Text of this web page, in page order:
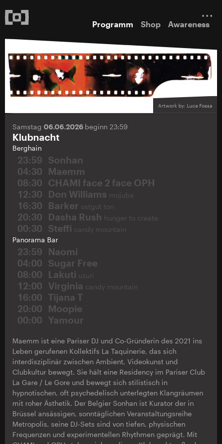
Programm Shop Awareness
Artwork by: Luca Fossa
Samstag 06.06.2026 beginn 23:59
Klubnacht
Berghain
23:59
Sonhan
04:30
Maemm
08:30
CHAMI face 2 face OPH
12:30
Don Williams mojuba
16:30 Barker ostgut ton
20:30 Dasha Rush hunger to create
00:30 Steffi candy mountain
Panorama Bar
23:59
Naomi
04:00
Sugar Free
08:00
Lakuti uzuri
12:00 Virginia candy mountain
16:00
Tijana T
20:00
Moopie
00:00
Yamour
Maemm ist eine Pariser DJ und Co-Gründerin des 2021 ins
Leben gerufenen Kollektifs La Taquinerie, das sich
interdisziplinär zwischen Ambient, Videokunst und
Clubkultur bewegt. Sie hält eine Residency im Pariser Club
La Gare / Le Gore und bewegt sich stilistisch in
hypnotischen, oft psychedelisch unterlegten Klangräumen
mit roher Ästhetik. Der Belgier Sonhan ist Kurator der in
Brüssel ansässigen, sonntäglichen Veranstaltungsreihe
Metropolis, seine DJ-Sets sind von tiefen, physischen
Frequenzen und experimentellen Rhythmen geprägt. Mit